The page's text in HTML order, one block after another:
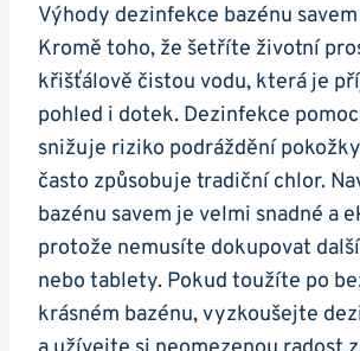
Výhody dezinfekce bazénu
Kromě toho, že šetříte životní
křišťálově čistou vodu, která je
pohled i dotek. Dezinfekce
snižuje riziko podráždění
často způsobuje tradiční chlor.
bazénu savem je velmi snadné a
protože nemusíte dokupovat
nebo tablety. Pokud toužíte po
krásném bazénu, vyzkoušejte